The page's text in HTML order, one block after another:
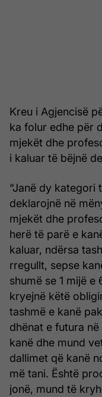
Kreu i Agjencisë
ka folur edhe për
mjekët dhe
i kaluar të bëjnë
“Janë dy kategori
deklarojnë në
mjekët dhe
herë të parë e
kaluar, ndërsa
rregullt, sepse
shumë se 1 mijë
kryejnë këtë
tashmë e kanë
dhënat e futura
kanë dhe mund
dallimet që kanë
më tani. Është
jonë, mund të